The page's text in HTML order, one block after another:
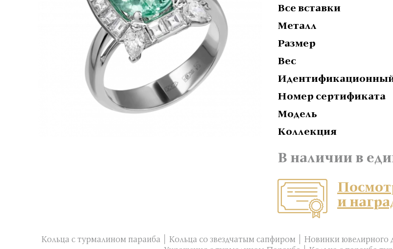
Все вставки
Металл
Размер
Вес
Номер сертификата
Модель
Коллекция
В наличии в
и
Кольца с турмалином параиба Кольца со звездчатым сапфиром Новинки ювелирного